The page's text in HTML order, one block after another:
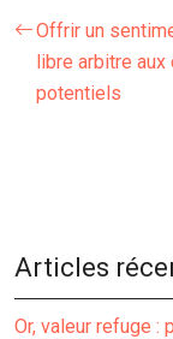
Offrir un
libre arbitre aux
potentiels
Articles
Or, valeur refuge :